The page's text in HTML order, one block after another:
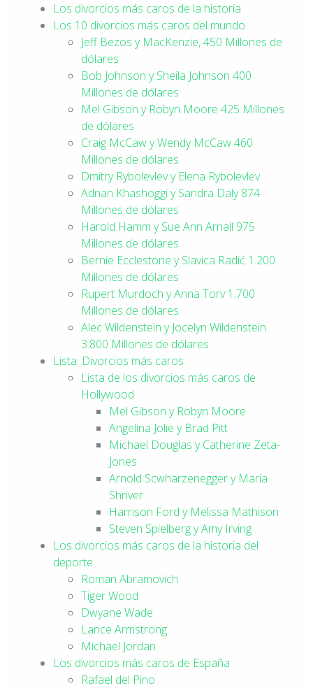
Los divorcios más caros de la historia
Los 10 divorcios más caros del mundo
Jeff Bezos y MacKenzie, 450 Millones de
dólares
Bob Johnson y Sheila Johnson 400
Millones de dólares
Mel Gibson y Robyn Moore 425 Millones
de dólares
Craig McCaw y Wendy McCaw 460
Millones de dólares
Dmitry Rybolevlev y Elena Rybolevlev
Adnan Khashoggi y Sandra Daly 874
Millones de dólares
Harold Hamm y Sue Ann Arnall 975
Millones de dólares
Bernie Ecclestone y Slavica Radić 1.200
Millones de dólares
Rupert Murdoch y Anna Torv 1.700
Millones de dólares
Alec Wildenstein y Jocelyn Wildenstein
3.800 Millones de dólares
Lista: Divorcios más caros
Lista de los divorcios más caros de
Hollywood
Mel Gibson y Robyn Moore
Angelina Jolie y Brad Pitt
Michael Douglas y Catherine Zeta-
Jones
Arnold Scwharzenegger y Maria
Shriver
Harrison Ford y Melissa Mathison
Steven Spielberg y Amy Irving
Los divorcios más caros de la historia del
deporte
Roman Abramovich
Tiger Wood
Dwyane Wade
Lance Armstrong
Michael Jordan
Los divorcios más caros de España
Rafael del Pino